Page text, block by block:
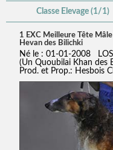
Classe Elevage (1/1)
1 EXC Meilleure Tête Mâle
Hevan des Bilichki
Né le : 01-01-2008
(Un Quoubilai Khan des
Prod. et Prop.: Hesbois